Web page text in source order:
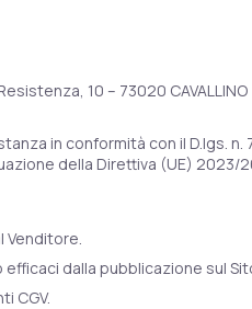
10 – 73020
in conformità con il D.lgs.
della Direttiva (UE) 2023/
Venditore.
dalla pubblicazione sul
CGV.